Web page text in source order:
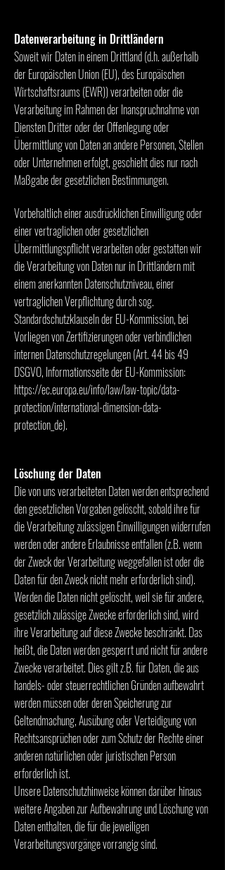
Datenverarbeitung in Drittländern
Soweit wir Daten in einem Drittland (d.h. außerhalb
der Europäischen Union (EU), des Europäischen
Wirtschaftsraums (EWR)) verarbeiten oder die
Verarbeitung im Rahmen der Inanspruchnahme von
Diensten Dritter oder der Offenlegung oder
Übermittlung von Daten an andere Personen, Stellen
oder Unternehmen erfolgt, geschieht dies nur nach
Maßgabe der gesetzlichen Bestimmungen.
Vorbehaltlich einer ausdrücklichen Einwilligung oder
einer vertraglichen oder gesetzlichen
Übermittlungspflicht verarbeiten oder gestatten wir
die Verarbeitung von Daten nur in Drittländern mit
einem anerkannten Datenschutzniveau, einer
vertraglichen Verpflichtung durch sog.
Standardschutzklauseln der EU-Kommission, bei
Vorliegen von Zertifizierungen oder verbindlichen
internen Datenschutzregelungen (Art. 44 bis 49
DSGVO, Informationsseite der EU-Kommission:
https://ec.europa.eu/info/law/law-topic/data-
protection/international-dimension-data-
protection_de).
Löschung der Daten
Die von uns verarbeiteten Daten werden entsprechend
den gesetzlichen Vorgaben gelöscht, sobald ihre für
die Verarbeitung zulässigen Einwilligungen widerrufen
werden oder andere Erlaubnisse entfallen (z.B. wenn
der Zweck der Verarbeitung weggefallen ist oder die
Daten für den Zweck nicht mehr erforderlich sind).
Werden die Daten nicht gelöscht, weil sie für andere,
gesetzlich zulässige Zwecke erforderlich sind, wird
ihre Verarbeitung auf diese Zwecke beschränkt. Das
heißt, die Daten werden gesperrt und nicht für andere
Zwecke verarbeitet. Dies gilt z.B. für Daten, die aus
handels- oder steuerrechtlichen Gründen aufbewahrt
werden müssen oder deren Speicherung zur
Geltendmachung, Ausübung oder Verteidigung von
Rechtsansprüchen oder zum Schutz der Rechte einer
anderen natürlichen oder juristischen Person
erforderlich ist.
Unsere Datenschutzhinweise können darüber hinaus
weitere Angaben zur Aufbewahrung und Löschung von
Daten enthalten, die für die jeweiligen
Verarbeitungsvorgänge vorrangig sind.